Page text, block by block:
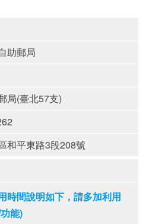
助郵局
局(臺北57支)
和平東路3段208號
時間說明如下，請多加利用
能)